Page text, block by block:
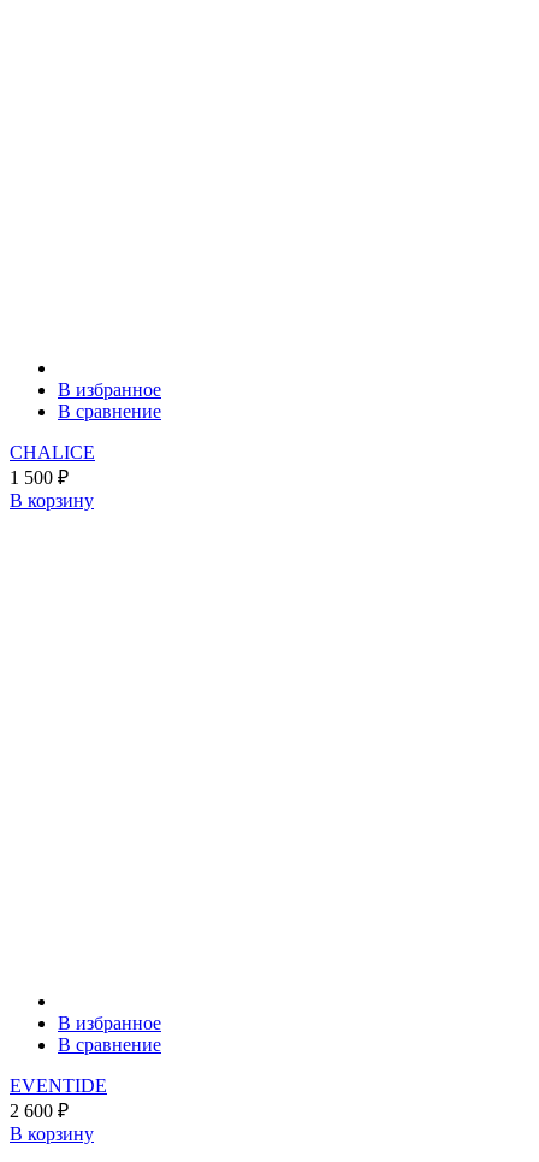
В избранное
В сравнение
CHALICE
1 500 ₽
В корзину
В избранное
В сравнение
EVENTIDE
2 600 ₽
В корзину